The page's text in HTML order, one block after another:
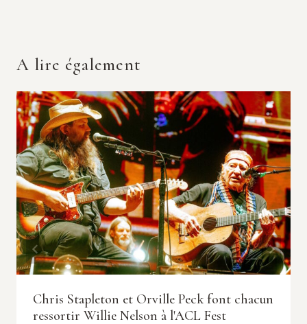
A lire également
Chris Stapleton et Orville Peck font chacun
ressortir Willie Nelson à l'ACL Fest